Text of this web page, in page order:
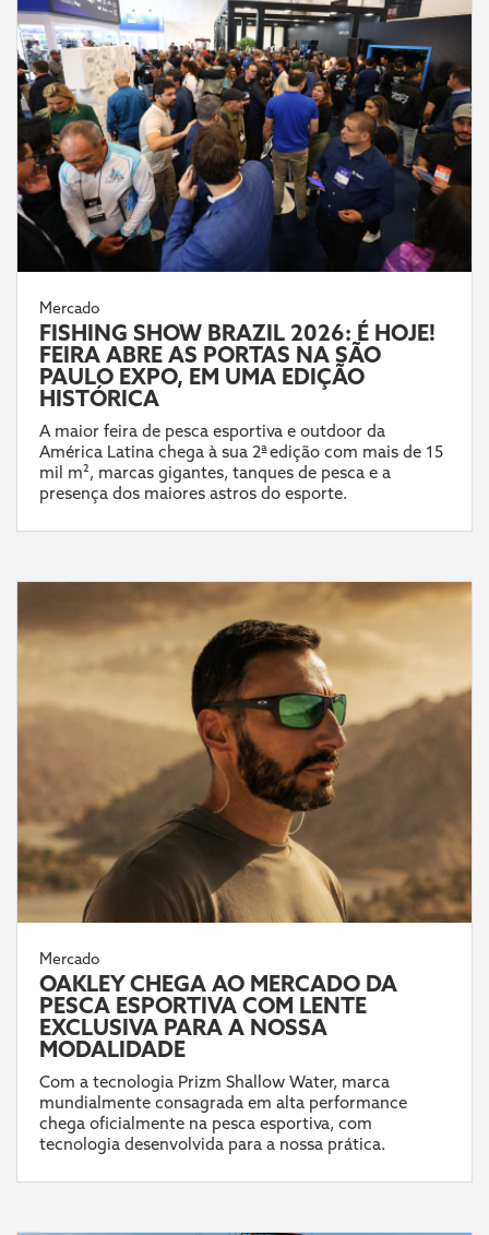
Mercado
FISHING SHOW BRAZIL 2026: É HOJE!
FEIRA ABRE AS PORTAS NA SÃO
PAULO EXPO, EM UMA EDIÇÃO
HISTÓRICA
A maior feira de pesca esportiva e outdoor da
América Latina chega à sua 2ª edição com mais de 15
mil m², marcas gigantes, tanques de pesca e a
presença dos maiores astros do esporte.
Mercado
OAKLEY CHEGA AO MERCADO DA
PESCA ESPORTIVA COM LENTE
EXCLUSIVA PARA A NOSSA
MODALIDADE
Com a tecnologia Prizm Shallow Water, marca
mundialmente consagrada em alta performance
chega oficialmente na pesca esportiva, com
tecnologia desenvolvida para a nossa prática.